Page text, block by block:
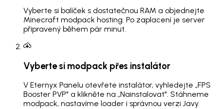
Vyberte si balíček s dostatečnou RAM a objednejte
Minecraft modpack hosting. Po zaplacení je server
připravený během pár minut.
Vyberte si modpack přes instalátor
V Eternyx Panelu otevřete instalátor, vyhledejte „FPS
Booster PVP" a klikněte na „Nainstalovat". Stáhneme
modpack, nastavíme loader i správnou verzi Javy.